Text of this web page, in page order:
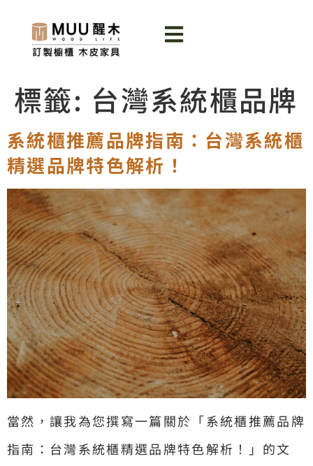
標籤: 台灣系統櫃品牌
系統櫃推薦品牌指南：台灣系統櫃
精選品牌特色解析！
當然，讓我為您撰寫一篇關於「系統櫃推薦品牌
指南：台灣系統櫃精選品牌特色解析！」的文